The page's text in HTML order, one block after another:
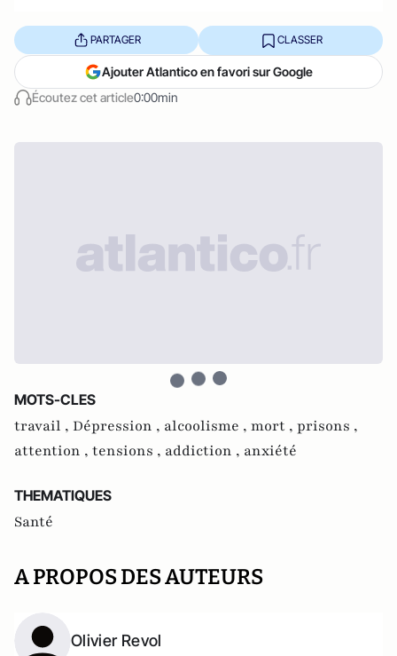
Écoutez cet article0:00min
PARTAGER CLASSER
Ajouter Atlantico en favori sur Google
MOTS-CLES
travail , Dépression , alcoolisme , mort , prisons ,
attention , tensions , addiction , anxiété
THEMATIQUES
Santé
A PROPOS DES AUTEURS
Olivier Revol